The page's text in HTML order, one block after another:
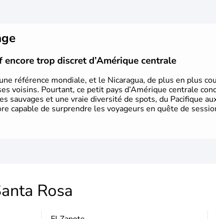
encore trop discret d’Amérique centrale
référence mondiale, et le Nicaragua, de plus en plus
voisins. Pourtant, ce petit pays d’Amérique centrale
sauvages et une vraie diversité de spots, du Pacifique
capable de surprendre les voyageurs en quête de
Rosa